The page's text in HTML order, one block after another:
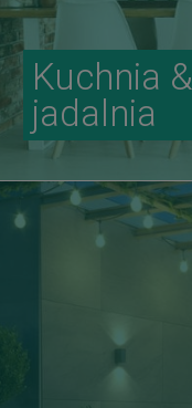
Kuchnia &
jadalnia